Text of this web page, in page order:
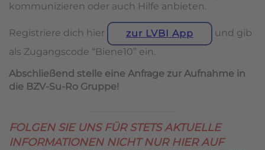
kommunizieren oder auch Hilfe anbieten.
Registriere dich hier zur LVBI App
und gib
als Zugangscode “Biene10” ein.
Abschließend stelle eine Anfrage zur Aufnahme in
die BZV-Su-Ro Gruppe!
FOLGEN SIE UNS FÜR STETS AKTUELLE
INFORMATIONEN NICHT NUR HIER AUF